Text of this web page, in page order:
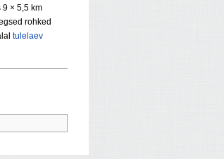
9 × 5,5 km
rohked
tulelaev